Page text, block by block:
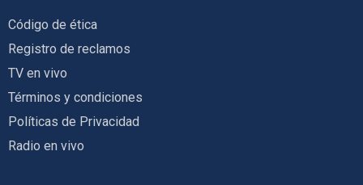
Código de ética
Registro de reclamos
TV en vivo
Términos y condiciones
Políticas de Privacidad
Radio en vivo